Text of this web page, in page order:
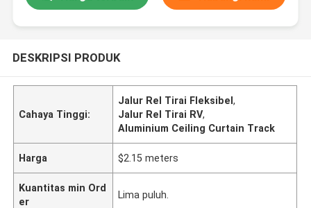
DESKRIPSI PRODUK
Cahaya Tinggi:
Jalur Rel Tirai Fleksibel,
Jalur Rel Tirai RV,
Aluminium Ceiling Curtain Track
Harga $2.15 meters
Kuantitas min Ord
er
Lima puluh.